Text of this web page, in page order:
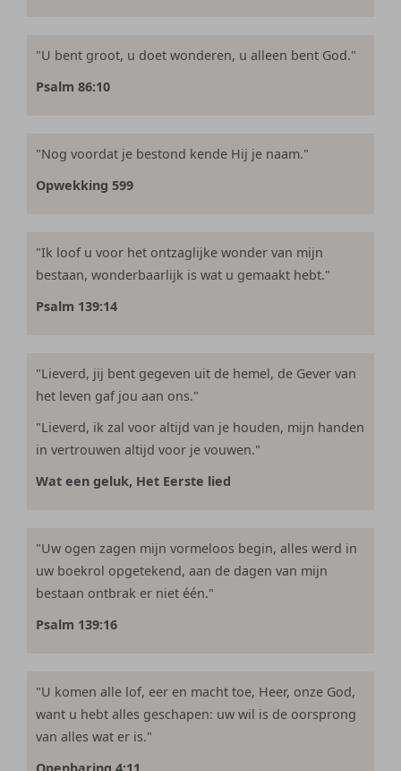
"U bent groot, u doet wonderen, u alleen bent God."
Psalm 86:10
"Nog voordat je bestond kende Hij je naam."
Opwekking 599
"Ik loof u voor het ontzaglijke wonder van mijn
bestaan, wonderbaarlijk is wat u gemaakt hebt."
Psalm 139:14
"Lieverd, jij bent gegeven uit de hemel, de Gever van
het leven gaf jou aan ons."
"Lieverd, ik zal voor altijd van je houden, mijn handen
in vertrouwen altijd voor je vouwen."
Wat een geluk, Het Eerste lied
"Uw ogen zagen mijn vormeloos begin, alles werd in
uw boekrol opgetekend, aan de dagen van mijn
bestaan ontbrak er niet één."
Psalm 139:16
"U komen alle lof, eer en macht toe, Heer, onze God,
want u hebt alles geschapen: uw wil is de oorsprong
van alles wat er is."